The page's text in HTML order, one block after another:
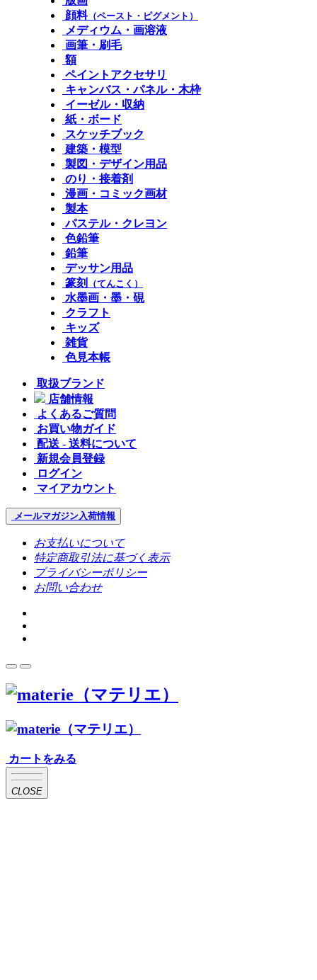
顔料（ペースト・ピグメント）
メディウム・画溶液
画筆・刷毛
額
ペイントアクセサリ
キャンバス・パネル・木枠
イーゼル・収納
紙・ボード
スケッチブック
建築・模型
製図・デザイン用品
のり・接着剤
漫画・コミック画材
製本
パステル・クレヨン
色鉛筆
鉛筆
デッサン用品
篆刻
（てんこく）
水墨画・墨・硯
クラフト
キッズ
雑貨
色見本帳
取扱ブランド
店舗情報
よくあるご質問
お買い物ガイド
配送 - 送料について
新規会員登録
ログイン
マイアカウント
メールマガジン入荷情報
お支払いについて
特定商取引法に基づく表示
プライバシーポリシー
お問い合わせ
カートをみる
CLOSE